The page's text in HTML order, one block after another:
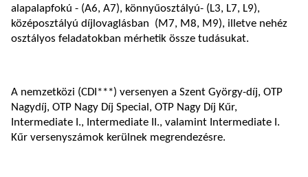
alapalapfokú - (A6, A7), könnyűosztályú- (L3, L7, L9),
középosztályú díjlovaglásban (M7, M8, M9), illetve nehéz
osztályos feladatokban mérhetik össze tudásukat.
A nemzetközi (CDI***) versenyen a Szent György-díj, OTP
Nagydíj, OTP Nagy Díj Special, OTP Nagy Díj Kűr,
Intermediate I., Intermediate II., valamint Intermediate I.
Kűr versenyszámok kerülnek megrendezésre.